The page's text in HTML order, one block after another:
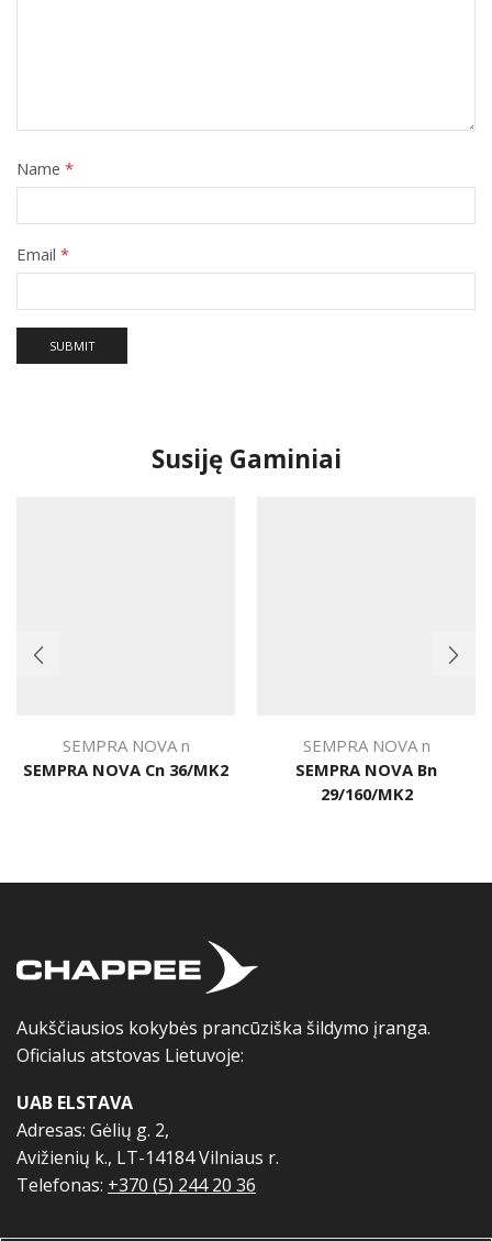
Name *
Email *
Susiję Gaminiai
SEMPRA NOVA n
SEMPRA NOVA Cn 36/MK2
SEMPRA NOVA n
SEMPRA NOVA Bn
29/160/MK2
Aukščiausios kokybės prancūziška šildymo įranga.
Oficialus atstovas Lietuvoje:
UAB ELSTAVA
Adresas: Gėlių g. 2,
Avižienių k., LT-14184 Vilniaus r.
Telefonas: +370 (5) 244 20 36